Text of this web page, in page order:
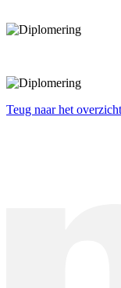
Teug naar het overzicht